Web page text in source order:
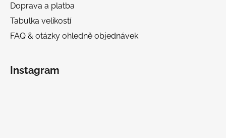
Doprava a platba
Tabulka velikostí
FAQ & otázky ohledně objednávek
Instagram